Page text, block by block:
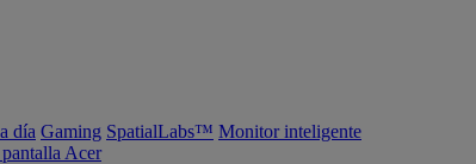
día Gaming SpatialLabs™ Monitor inteligente
Acer